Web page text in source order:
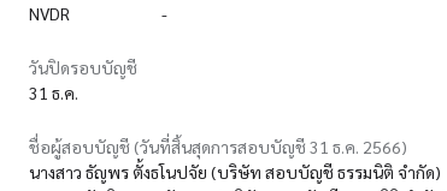
NVDR
-
วันปิดรอบบัญชี
31 ธ.ค.
ชื่อผู้สอบบัญชี (วันที่สิ้นสุดการสอบบัญชี 31 ธ.ค. 2566)
นางสาว ธัญพร ตั้งธโนปจัย (บริษัท สอบบัญชี ธรรมนิติ จำกัด)